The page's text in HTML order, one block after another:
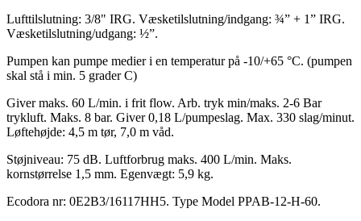
Lufttilslutning: 3/8" IRG. Væsketilslutning/indgang: ¾” + 1” IRG.
Væsketilslutning/udgang: ½”.
Pumpen kan pumpe medier i en temperatur på -10/+65 °C. (pumpen
skal stå i min. 5 grader C)
Giver maks. 60 L/min. i frit flow. Arb. tryk min/maks. 2-6 Bar
trykluft. Maks. 8 bar. Giver 0,18 L/pumpeslag. Max. 330 slag/minut.
Løftehøjde: 4,5 m tør, 7,0 m våd.
Støjniveau: 75 dB. Luftforbrug maks. 400 L/min. Maks.
kornstørrelse 1,5 mm. Egenvægt: 5,9 kg.
Ecodora nr: 0E2B3/16117HH5. Type Model PPAB-12-H-60.